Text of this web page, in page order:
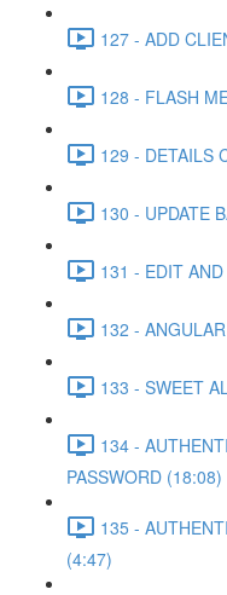
127 - ADD
128 - FLASH
129 - DETAILS
130 - UPDATE
131 - EDIT
132 -
133 - SWEET
134 -
PASSWORD (18:08)
135 -
(4:47)